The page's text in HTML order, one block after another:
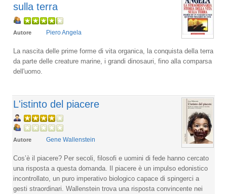
sulla terra
Autore Piero Angela
La nascita delle prime forme di vita organica, la conquista della terra
da parte delle creature marine, i grandi dinosauri, fino alla comparsa
dell'uomo.
L'istinto del piacere
Autore Gene Wallenstein
Cos’è il piacere? Per secoli, filosofi e uomini di fede hanno cercato
una risposta a questa domanda. Il piacere è un impulso edonistico
incontrollato, un puro imperativo biologico capace di spingerci a
gesti straordinari. Wallenstein trova una risposta convincente nei